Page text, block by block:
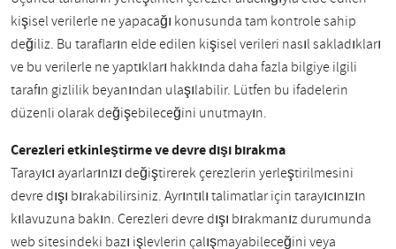
kişisel verilerle ne yapacağı konusunda tam kontrole sahip
değiliz. Bu tarafların elde edilen kişisel verileri nasıl sakladıkları
ve bu verilerle ne yaptıkları hakkında daha fazla bilgiye ilgili
tarafın gizlilik beyanından ulaşılabilir. Lütfen bu ifadelerin
düzenli olarak değişebileceğini unutmayın.
Çerezleri etkinleştirme ve devre dışı bırakma
Tarayıcı ayarlarınızı değiştirerek çerezlerin yerleştirilmesini
devre dışı bırakabilirsiniz. Ayrıntılı talimatlar için tarayıcınızın
kılavuzuna bakın. Çerezleri devre dışı bırakmanız durumunda
web sitesindeki bazı işlevlerin çalışmayabileceğini veya